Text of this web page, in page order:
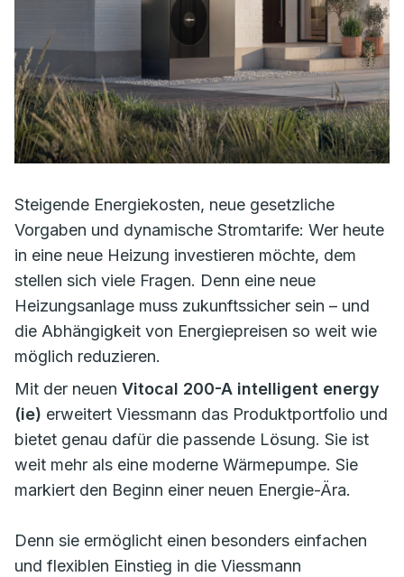
Steigende Energiekosten, neue gesetzliche
Vorgaben und dynamische Stromtarife: Wer heute
in eine neue Heizung investieren möchte, dem
stellen sich viele Fragen. Denn eine neue
Heizungsanlage muss zukunftssicher sein – und
die Abhängigkeit von Energiepreisen so weit wie
möglich reduzieren.
Mit der neuen Vitocal 200-A intelligent energy
(ie) erweitert Viessmann das Produktportfolio und
bietet genau dafür die passende Lösung. Sie ist
weit mehr als eine moderne Wärmepumpe. Sie
markiert den Beginn einer neuen Energie-Ära.
Denn sie ermöglicht einen besonders einfachen
und flexiblen Einstieg in die Viessmann